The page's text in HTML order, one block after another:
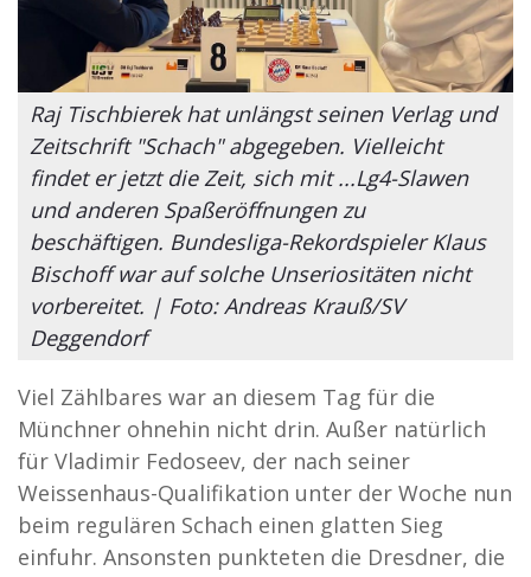
Raj Tischbierek hat unlängst seinen Verlag und
Zeitschrift "Schach" abgegeben. Vielleicht
findet er jetzt die Zeit, sich mit ...Lg4-Slawen
und anderen Spaßeröffnungen zu
beschäftigen. Bundesliga-Rekordspieler Klaus
Bischoff war auf solche Unseriositäten nicht
vorbereitet. | Foto: Andreas Krauß/SV
Deggendorf
Viel Zählbares war an diesem Tag für die
Münchner ohnehin nicht drin. Außer natürlich
für Vladimir Fedoseev, der nach seiner
Weissenhaus-Qualifikation unter der Woche nun
beim regulären Schach einen glatten Sieg
einfuhr. Ansonsten punkteten die Dresdner, die